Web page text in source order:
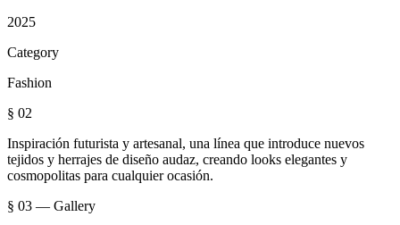
2025
Category
Fashion
§ 02
Inspiración futurista y artesanal, una línea que introduce nuevos
tejidos y herrajes de diseño audaz, creando looks elegantes y
cosmopolitas para cualquier ocasión.
§ 03 — Gallery